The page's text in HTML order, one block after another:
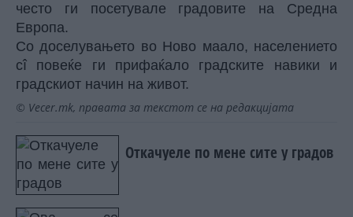
често ги посетувале градовите на Средна
Европа.
Со доселувањето во Ново маало, населението
сî повеќе ги прифаќало градските навики и
градскиот начин на живот.
© Vecer.mk, правата за текстот се на редакцијата
Откачуеле по мене сите у градов